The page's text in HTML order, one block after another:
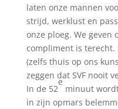
laten onze mannen
strijd, werklust en
onze ploeg. We geven
compliment is terecht.
(zelfs thuis op ons
zeggen dat SVF nooit
In de 52
e
minuut
in zijn opmars